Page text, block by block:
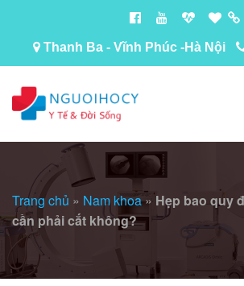
Thanh Ba - Vĩnh Phúc -Hà Nội
Trang chủ » Nam khoa»Hẹp bao quy
cần phải cắt không?